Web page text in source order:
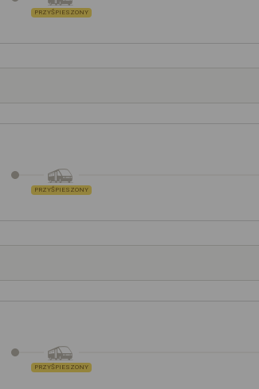
PRZYŚPIESZONY
PRZYŚPIESZONY
PRZYŚPIESZONY